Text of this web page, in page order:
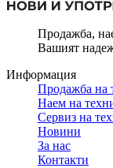
Продажба,
Вашият
Информация
Продажба на
Наем на
Сервиз на
Новини
За нас
Контакти